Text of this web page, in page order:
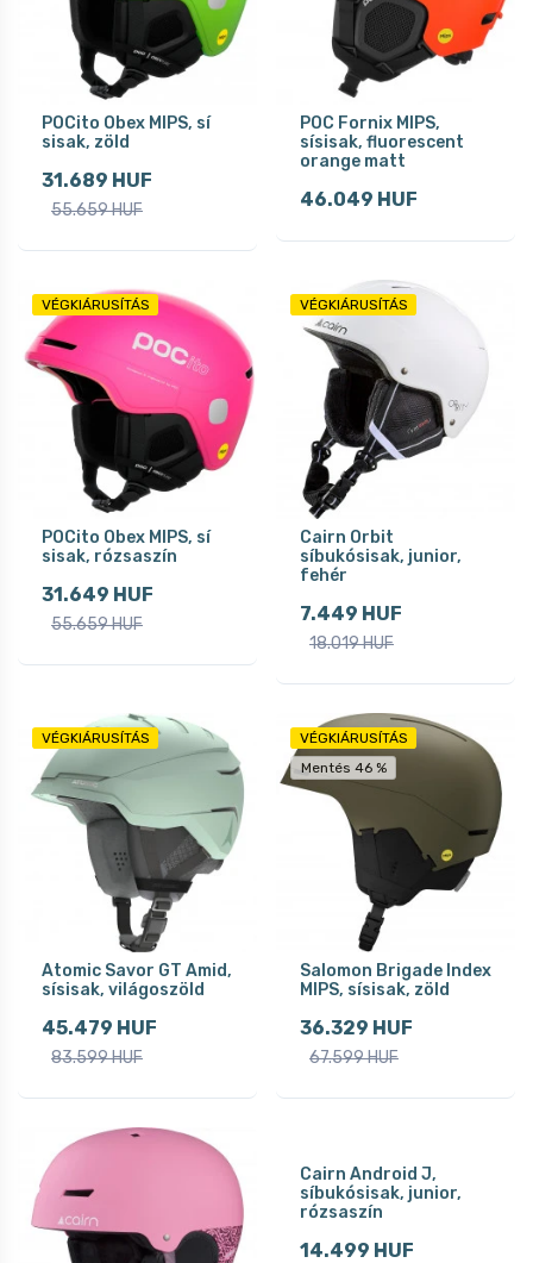
POCito Obex MIPS, sí
sisak, zöld
31.689 HUF
55.659 HUF
POC Fornix MIPS,
sísisak, fluorescent
orange matt
46.049 HUF
VÉGKIÁRUSÍTÁS
POCito Obex MIPS, sí
sisak, rózsaszín
31.649 HUF
55.659 HUF
VÉGKIÁRUSÍTÁS
Cairn Orbit
síbukósisak, junior,
fehér
7.449 HUF
18.019 HUF
VÉGKIÁRUSÍTÁS
Atomic Savor GT Amid,
sísisak, világoszöld
45.479 HUF
83.599 HUF
VÉGKIÁRUSÍTÁS
Mentés 46 %
Salomon Brigade Index
MIPS, sísisak, zöld
36.329 HUF
67.599 HUF
Cairn Android J,
síbukósisak, junior,
rózsaszín
14.499 HUF